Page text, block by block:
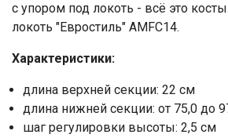
с упором под локоть - всё это
локоть "Евростиль" AMFC14.
Характеристики:
длина верхней секции: 22 см
длина нижней секции: от 75,0 до
шаг регулировки высоты: 2,5 см
Отправить
Нажимая на кнопку
персональных данных